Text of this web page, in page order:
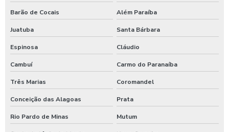
Shampoozeira sao paulo
Shampoozeira em sp
Shampoozeira valor
Shampoozeira a venda
Sistema de lavagem para agro
Sistema de lavagem para agroindústria
Sistema de lavagem de ônibus
Barão de Cocais Além Paraíba
Juatuba Santa Bárbara
Espinosa Cláudio
Cambuí Carmo do Paranaíba
Três Marias Coromandel
Conceição das Alagoas Prata
Rio Pardo de Minas Mutum